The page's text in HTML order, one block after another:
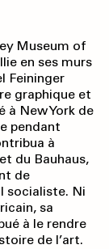
Museum of
en ses murs
Feininger
graphique et
à New York de
pendant
à
du Bauhaus,
de
socialiste. Ni
sa
à le rendre
de l’art.